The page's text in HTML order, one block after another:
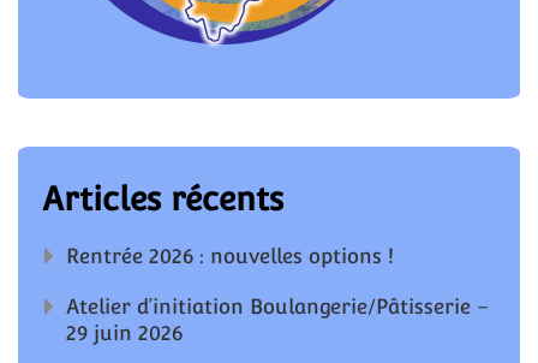
Articles récents
Rentrée 2026 : nouvelles options !
Atelier d’initiation Boulangerie/Pâtisserie –
29 juin 2026